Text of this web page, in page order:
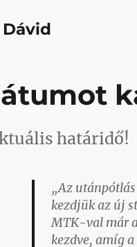
határidő!
„Az
kezdjük az új
MTK-val már
kezdve, amíg